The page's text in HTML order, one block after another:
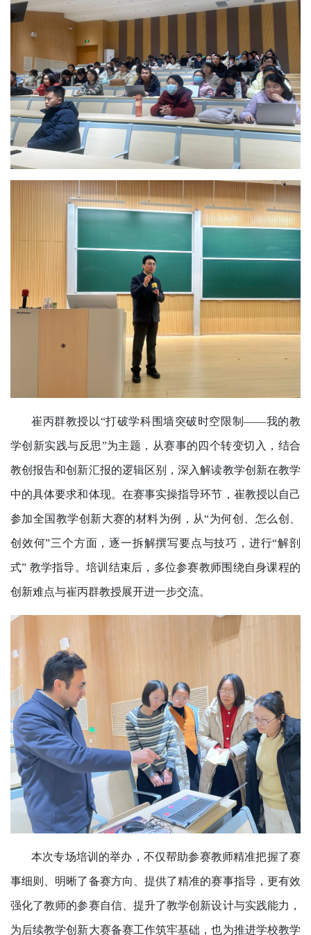
崔丙群教授以“打破学科围墙突破时空限制——我的教
学创新实践与反思”为主题，从赛事的四个转变切入，结合
教创报告和创新汇报的逻辑区别，深入解读教学创新在教学
中的具体要求和体现。在赛事实操指导环节，崔教授以自己
参加全国教学创新大赛的材料为例，从“为何创、怎么创、
创效何”三个方面，逐一拆解撰写要点与技巧，进行“解剖
式” 教学指导。培训结束后，多位参赛教师围绕自身课程的
创新难点与崔丙群教授展开进一步交流。
本次专场培训的举办，不仅帮助参赛教师精准把握了赛
事细则、明晰了备赛方向、提供了精准的赛事指导，更有效
强化了教师的参赛自信、提升了教学创新设计与实践能力，
为后续教学创新大赛备赛工作筑牢基础，也为推进学校教学